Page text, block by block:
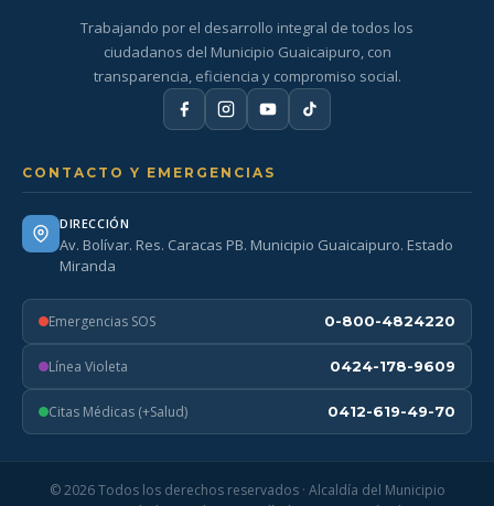
Trabajando por el desarrollo integral de todos los
ciudadanos del Municipio Guaicaipuro, con
transparencia, eficiencia y compromiso social.
CONTACTO Y EMERGENCIAS
DIRECCIÓN
Av. Bolívar. Res. Caracas PB. Municipio Guaicaipuro. Estado
Miranda
Emergencias SOS 0-800-4824220
Línea Violeta 0424-178-9609
Citas Médicas (+Salud) 0412-619-49-70
© 2026 Todos los derechos reservados · Alcaldía del Municipio